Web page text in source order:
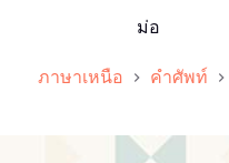
ม่อ
ภาษาเหนือ คำศัพท์